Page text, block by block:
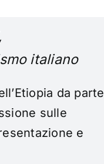
italiano
da parte
sulle
e